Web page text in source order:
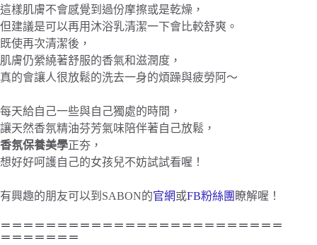
這樣肌膚不會感覺到過份摩擦或是乾燥，
但建議是可以再用沐浴乳清潔一下會比較舒爽。
既使再次清潔後，
肌膚仍縈繞著舒服的香氣和滋潤度，
真的會讓人很放鬆的洗去一身的煩躁與疲勞阿～
每天給自己一些與自己獨處的時間，
讓天然香氛精油芬芳氣味陪伴著自己放鬆，
香氛保養美學正夯，
想好好呵護自己的女孩兒不妨試試看喔！
有興趣的朋友可以到SABON的官網或FB粉絲團 瞭解喔！
＝＝＝＝＝＝＝＝＝＝＝＝＝＝＝＝＝＝＝＝＝＝＝＝＝
＝＝＝＝＝＝＝